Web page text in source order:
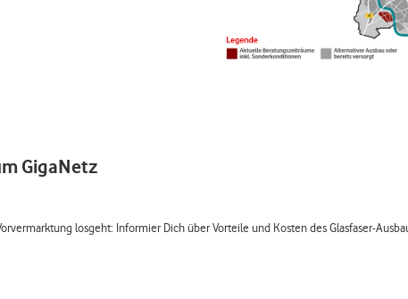
GigaNetz
losgeht: Informier Dich über Vorteile und Kosten des Glasfaser-